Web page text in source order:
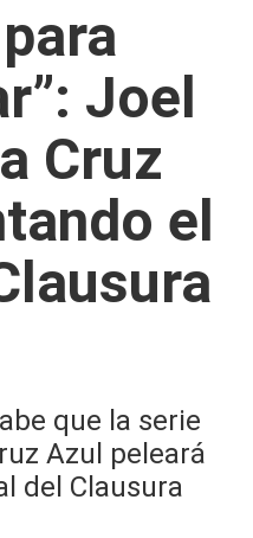
Joel
Cruz
el
que la serie
Azul peleará
del Clausura